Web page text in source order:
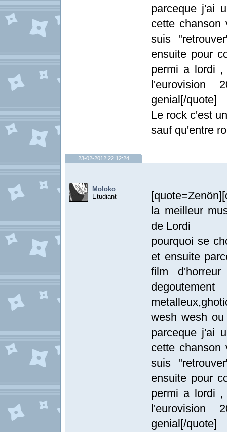
parceque j'ai
cette
suis
ensuite pour
permi a lordi
l'eurovision
genial[/quote]
Le rock c'est
sauf qu'entre
23-02-2012 22:12:24
Moloko
Etudiant
la meilleur
de Lordi
pourquoi se
et ensuite
film
wesh wesh
parceque j'ai
cette
suis
ensuite pour
permi a lordi
l'eurovision
genial[/quote]